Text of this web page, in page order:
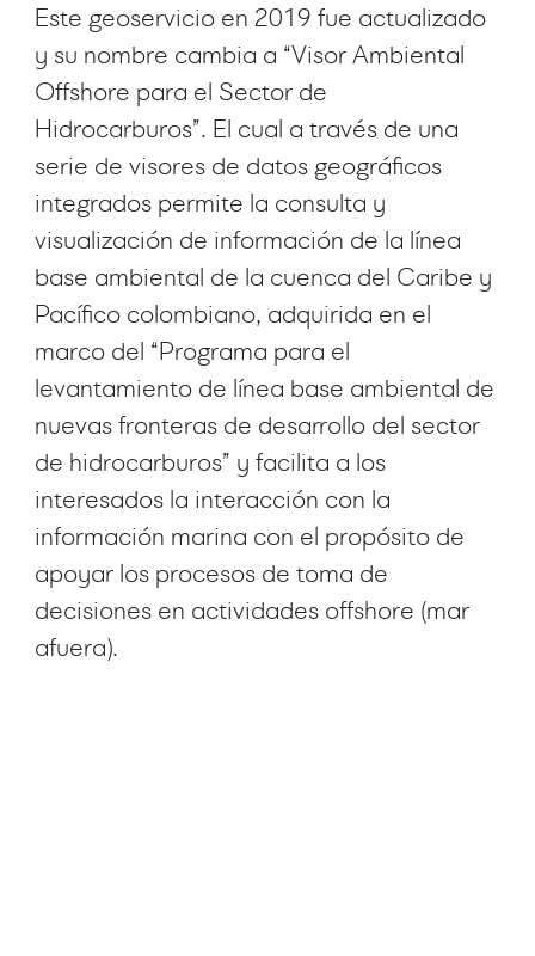
Este geoservicio en 2019 fue actualizado
y su nombre cambia a “Visor Ambiental
Offshore para el Sector de
Hidrocarburos”. El cual a través de una
serie de visores de datos geográficos
integrados permite la consulta y
visualización de información de la línea
base ambiental de la cuenca del Caribe y
Pacífico colombiano, adquirida en el
marco del “Programa para el
levantamiento de línea base ambiental de
nuevas fronteras de desarrollo del sector
de hidrocarburos” y facilita a los
interesados la interacción con la
información marina con el propósito de
apoyar los procesos de toma de
decisiones en actividades offshore (mar
afuera).